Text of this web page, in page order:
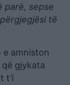
parë, sepse
të
e amniston
gjykata
t’i